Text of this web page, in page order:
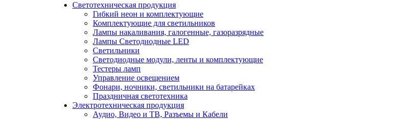
Светотехническая продукция
Гибкий неон и комплектующие
Комплектующие для светильников
Лампы накаливания, галогенные, газоразрядные
Лампы Светодиодные LED
Светильники
Светодиодные модули, ленты и комплектующие
Тестеры ламп
Управление освещением
Фонари, ночники, светильники на батарейках
Праздничная светотехника
Электротехническая продукция
Аудио, Видео и ТВ, Разъемы и Кабели